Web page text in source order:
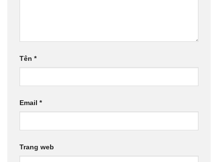
Tên *
Email *
Trang web